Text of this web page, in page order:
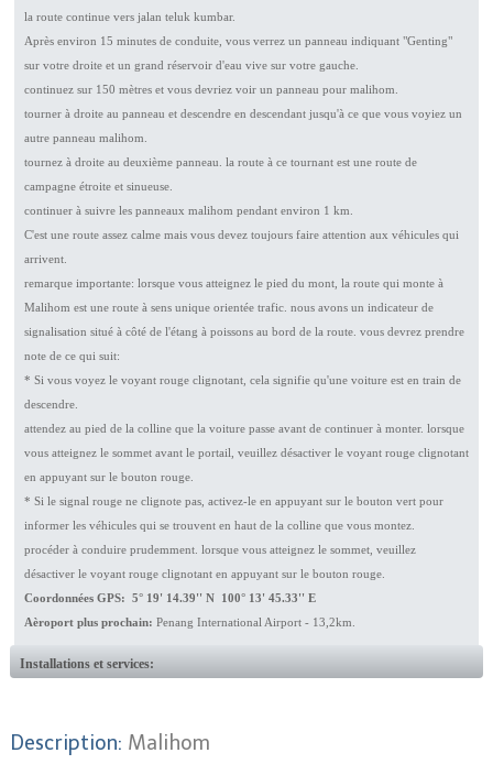
la route continue vers jalan teluk kumbar.
Après environ 15 minutes de conduite, vous verrez un panneau indiquant "Genting"
sur votre droite et un grand réservoir d'eau vive sur votre gauche.
continuez sur 150 mètres et vous devriez voir un panneau pour malihom.
tourner à droite au panneau et descendre en descendant jusqu'à ce que vous voyiez un
autre panneau malihom.
tournez à droite au deuxième panneau. la route à ce tournant est une route de
campagne étroite et sinueuse.
continuer à suivre les panneaux malihom pendant environ 1 km.
C'est une route assez calme mais vous devez toujours faire attention aux véhicules qui
arrivent.
remarque importante: lorsque vous atteignez le pied du mont, la route qui monte à
Malihom est une route à sens unique orientée trafic. nous avons un indicateur de
signalisation situé à côté de l'étang à poissons au bord de la route. vous devrez prendre
note de ce qui suit:
* Si vous voyez le voyant rouge clignotant, cela signifie qu'une voiture est en train de
descendre.
attendez au pied de la colline que la voiture passe avant de continuer à monter. lorsque
vous atteignez le sommet avant le portail, veuillez désactiver le voyant rouge clignotant
en appuyant sur le bouton rouge.
* Si le signal rouge ne clignote pas, activez-le en appuyant sur le bouton vert pour
informer les véhicules qui se trouvent en haut de la colline que vous montez.
procéder à conduire prudemment. lorsque vous atteignez le sommet, veuillez
désactiver le voyant rouge clignotant en appuyant sur le bouton rouge.
Coordonnées GPS: 5° 19' 14.39'' N 100° 13' 45.33'' E
Aèroport plus prochain: Penang International Airport - 13,2km.
Installations et services:
Description: Malihom